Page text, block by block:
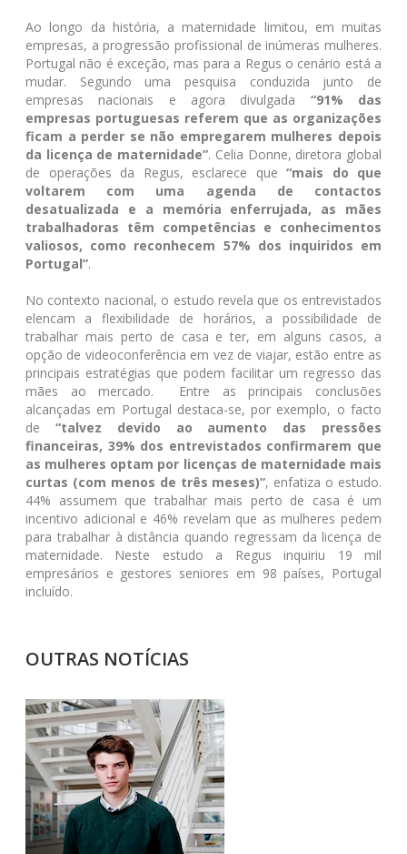
Ao longo da história, a maternidade limitou, em muitas
empresas, a progressão profissional de inúmeras mulheres.
Portugal não é exceção, mas para a Regus o cenário está a
mudar. Segundo uma pesquisa conduzida junto de
empresas nacionais e agora divulgada “91% das
empresas portuguesas referem que as organizações
ficam a perder se não empregarem mulheres depois
da licença de maternidade”. Celia Donne, diretora global
de operações da Regus, esclarece que “mais do que
voltarem com uma agenda de contactos
desatualizada e a memória enferrujada, as mães
trabalhadoras têm competências e conhecimentos
valiosos, como reconhecem 57% dos inquiridos em
Portugal”.
No contexto nacional, o estudo revela que os entrevistados
elencam a flexibilidade de horários, a possibilidade de
trabalhar mais perto de casa e ter, em alguns casos, a
opção de videoconferência em vez de viajar, estão entre as
principais estratégias que podem facilitar um regresso das
mães ao mercado. Entre as principais conclusões
alcançadas em Portugal destaca-se, por exemplo, o facto
de “talvez devido ao aumento das pressões
financeiras, 39% dos entrevistados confirmarem que
as mulheres optam por licenças de maternidade mais
curtas (com menos de três meses)”, enfatiza o estudo.
44% assumem que trabalhar mais perto de casa é um
incentivo adicional e 46% revelam que as mulheres pedem
para trabalhar à distância quando regressam da licença de
maternidade. Neste estudo a Regus inquiriu 19 mil
empresários e gestores seniores em 98 países, Portugal
incluído.
OUTRAS NOTÍCIAS